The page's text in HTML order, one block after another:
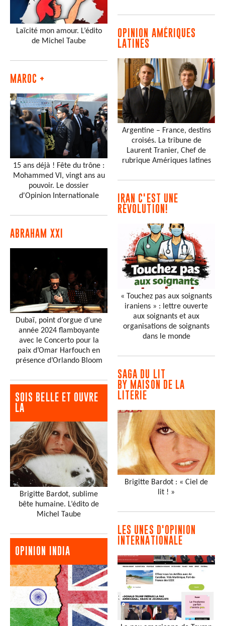
Laïcité mon amour. L’édito
de Michel Taube
MAROC +
15 ans déjà ! Fête du trône :
Mohammed VI, vingt ans au
pouvoir. Le dossier
d'Opinion Internationale
ABRAHAM XXI
Dubaï, point d’orgue d’une
année 2024 flamboyante
avec le Concerto pour la
paix d’Omar Harfouch en
présence d’Orlando Bloom
SOIS BELLE ET OUVRE
LA
Brigitte Bardot, sublime
bête humaine. L’édito de
Michel Taube
OPINION INDIA
OPINION AMÉRIQUES
LATINES
Argentine – France, destins
croisés. La tribune de
Laurent Tranier, Chef de
rubrique Amériques latines
IRAN C'EST UNE
RÉVOLUTION!
« Touchez pas aux soignants
iraniens » : lettre ouverte
aux soignants et aux
organisations de soignants
dans le monde
SAGA DU LIT
BY MAISON DE LA
LITERIE
Brigitte Bardot : « Ciel de
lit ! »
LES UNES D'OPINION
INTERNATIONALE